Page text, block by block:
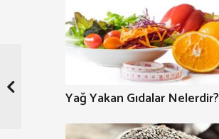
Yağ Yakan Gıdalar Nelerdir?